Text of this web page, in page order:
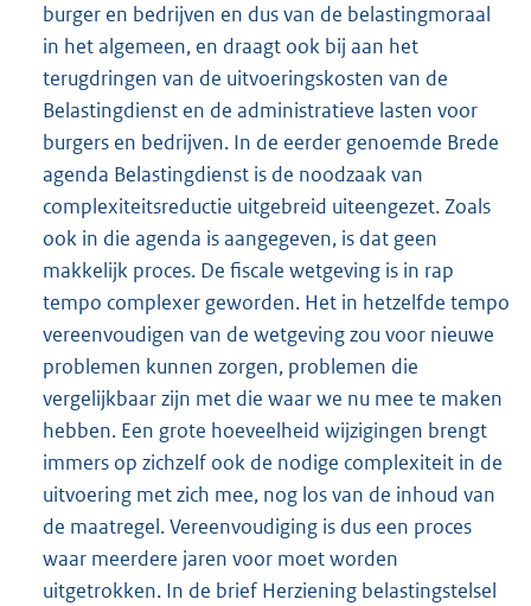
burger en bedrijven en dus van de belastingmoraal
in het algemeen, en draagt ook bij aan het
terugdringen van de uitvoeringskosten van de
Belastingdienst en de administratieve lasten voor
burgers en bedrijven. In de eerder genoemde Brede
agenda Belastingdienst is de noodzaak van
complexiteitsreductie uitgebreid uiteengezet. Zoals
ook in die agenda is aangegeven, is dat geen
makkelijk proces. De fiscale wetgeving is in rap
tempo complexer geworden. Het in hetzelfde tempo
vereenvoudigen van de wetgeving zou voor nieuwe
problemen kunnen zorgen, problemen die
vergelijkbaar zijn met die waar we nu mee te maken
hebben. Een grote hoeveelheid wijzigingen brengt
immers op zichzelf ook de nodige complexiteit in de
uitvoering met zich mee, nog los van de inhoud van
de maatregel. Vereenvoudiging is dus een proces
waar meerdere jaren voor moet worden
uitgetrokken. In de brief Herziening belastingstelsel